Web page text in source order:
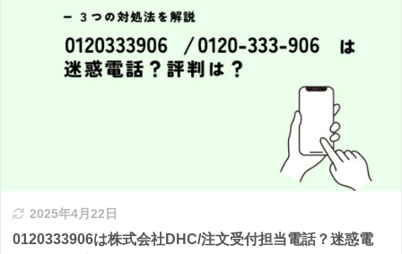
2025年4月22日
0120333906は株式会社DHC/注文受付担当電話？迷惑電